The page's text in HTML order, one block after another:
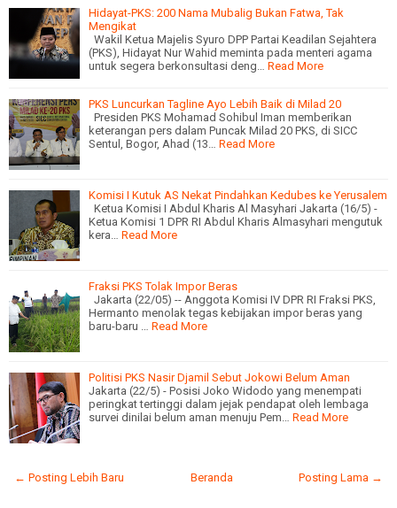
Hidayat-PKS: 200 Nama Mubalig Bukan Fatwa, Tak
Mengikat
Wakil Ketua Majelis Syuro DPP Partai Keadilan Sejahtera
(PKS), Hidayat Nur Wahid meminta pada menteri agama
untuk segera berkonsultasi deng… Read More
PKS Luncurkan Tagline Ayo Lebih Baik di Milad 20
Presiden PKS Mohamad Sohibul Iman memberikan
keterangan pers dalam Puncak Milad 20 PKS, di SICC
Sentul, Bogor, Ahad (13… Read More
Komisi I Kutuk AS Nekat Pindahkan Kedubes ke Yerusalem
Ketua Komisi I Abdul Kharis Al Masyhari Jakarta (16/5) -
Ketua Komisi 1 DPR RI Abdul Kharis Almasyhari mengutuk
kera… Read More
Fraksi PKS Tolak Impor Beras
Jakarta (22/05) -- Anggota Komisi IV DPR RI Fraksi PKS,
Hermanto menolak tegas kebijakan impor beras yang
baru-baru … Read More
Politisi PKS Nasir Djamil Sebut Jokowi Belum Aman
Jakarta (22/5) - Posisi Joko Widodo yang menempati
peringkat tertinggi dalam jejak pendapat oleh lembaga
survei dinilai belum aman menuju Pem… Read More
← Posting Lebih Baru Posting Lama →
Beranda